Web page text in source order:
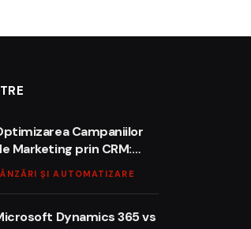
Campaniilor
Marketing prin CRM:
Ghidul CompletȘI AUTOMATIZARE
Dynamics 365 vs